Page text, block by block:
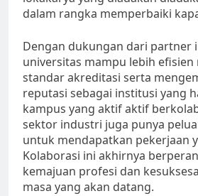
dalam rangka memperbaiki
Dengan dukungan dari partner
universitas mampu lebih efisien
standar akreditasi serta
reputasi sebagai institusi yang
kampus yang aktif aktif
sektor industri juga punya
untuk mendapatkan pekerjaan
Kolaborasi ini akhirnya
kemajuan profesi dan
masa yang akan datang.